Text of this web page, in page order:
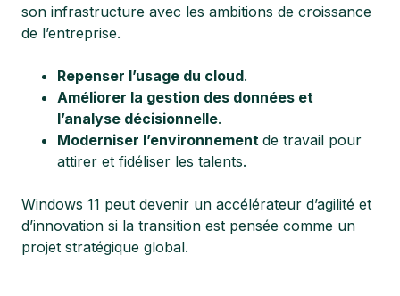
son infrastructure avec les ambitions de croissance
de l’entreprise.
Repenser l’usage du cloud.
Améliorer la gestion des données et
l’analyse décisionnelle.
Moderniser l’environnement de travail pour
attirer et fidéliser les talents.
Windows 11 peut devenir un accélérateur d’agilité et
d’innovation si la transition est pensée comme un
projet stratégique global.